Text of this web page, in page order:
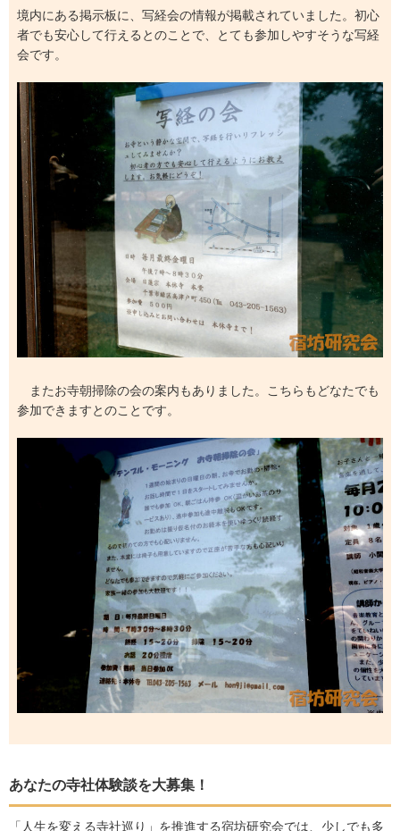
境内にある掲示板に、写経会の情報が掲載されていました。初心
者でも安心して行えるとのことで、とても参加しやすそうな写経
会です。
またお寺朝掃除の会の案内もありました。こちらもどなたでも
参加できますとのことです。
あなたの寺社体験談を大募集！
「人生を変える寺社巡り」を推進する宿坊研究会では、少しでも多